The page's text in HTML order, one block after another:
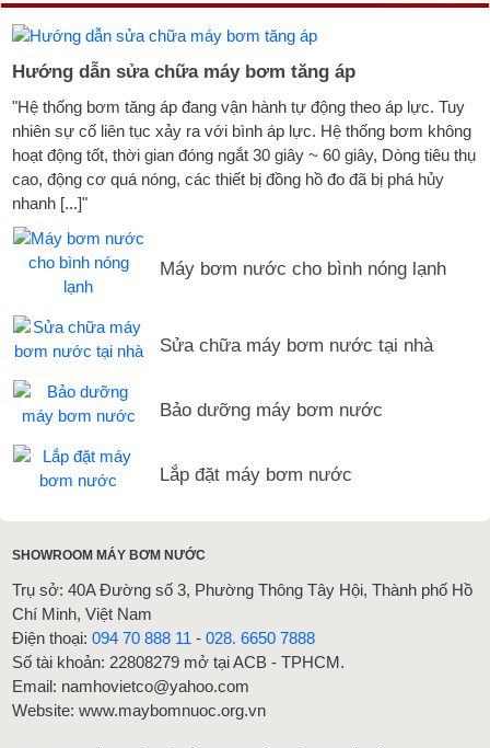
Hướng dẫn sửa chữa máy bơm tăng áp
"Hệ thống bơm tăng áp đang vận hành tự động theo áp lực. Tuy
nhiên sự cố liên tục xảy ra với bình áp lực. Hệ thống bơm không
hoạt động tốt, thời gian đóng ngắt 30 giây ~ 60 giây, Dòng tiêu thụ
cao, động cơ quá nóng, các thiết bị đồng hồ đo đã bị phá hủy
nhanh [...]"
Máy bơm nước cho bình nóng lạnh
Sửa chữa máy bơm nước tại nhà
Bảo dưỡng máy bơm nước
Lắp đặt máy bơm nước
SHOWROOM MÁY BƠM NƯỚC
Trụ sở: 40A Đường số 3, Phường Thông Tây Hội, Thành phố Hồ
Chí Minh, Việt Nam
Điện thoại:094 70 888 11 -028. 6650 7888
Số tài khoản: 22808279 mở tại ACB - TPHCM.
Email: namhovietco@yahoo.com
Website: www.maybomnuoc.org.vn